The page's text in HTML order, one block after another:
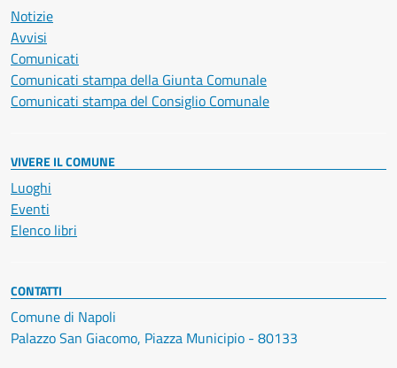
Notizie
Avvisi
Comunicati
Comunicati stampa della Giunta Comunale
Comunicati stampa del Consiglio Comunale
VIVERE IL COMUNE
Luoghi
Eventi
Elenco libri
CONTATTI
Comune di Napoli
Palazzo San Giacomo, Piazza Municipio - 80133